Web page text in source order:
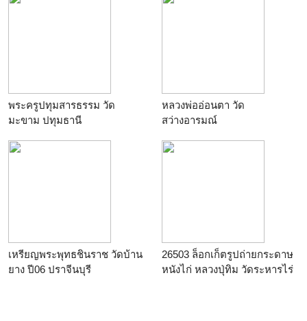
พระครูปทุมสารธรรม วัด
มะขาม ปทุมธานี
หลวงพ่ออ่อนตา วัด
สว่างอารมณ์
เหรียญพระพุทธชินราช วัดบ้าน
ยาง ปี06 ปราจีนบุรี
26503 ล็อกเก็ตรูปถ่ายกระดาษ
หนังไก่ หลวงปุ่ทิม วัดระหารไร่